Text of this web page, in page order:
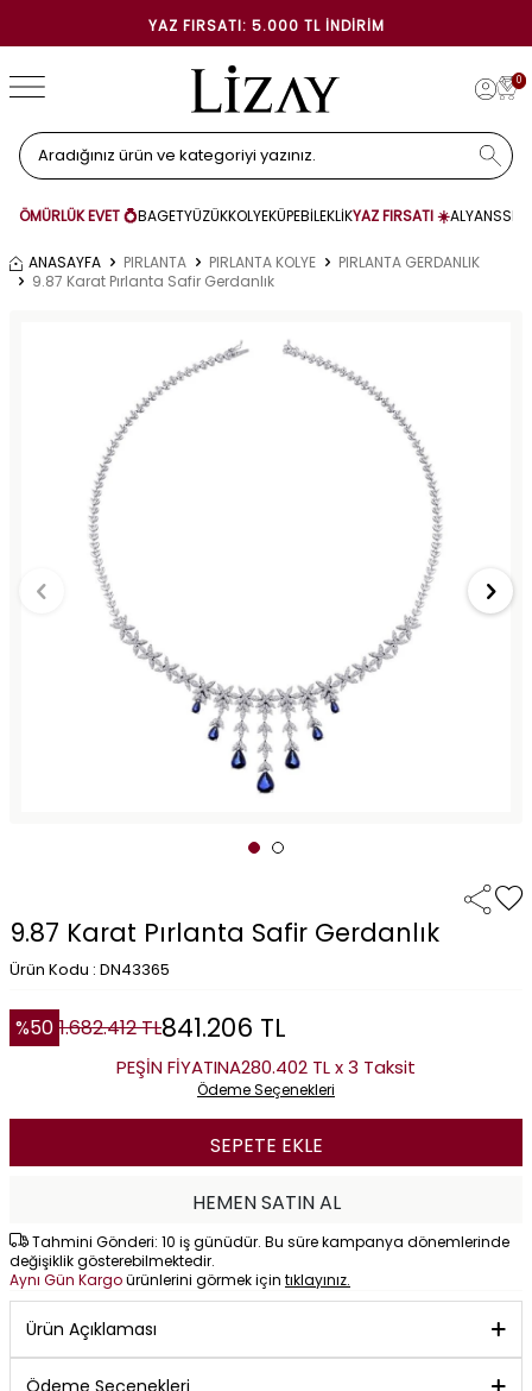
YAZ FIRSATI: 5.000 TL İNDIRIM
0
ÖMÜRLÜK EVET 💍BAGETYÜZÜKKOLYEKÜPEBİLEKLİKYAZ FIRSATI ☀️ALYANS
ANASAYFA PIRLANTA PIRLANTA KOLYE
PIRLANTA GERDANLIK
9.87 Karat Pırlanta Safir Gerdanlık
9.87 Karat Pırlanta Safir Gerdanlık
Ürün Kodu : DN43365
%50 1.682.412TL841.206 TL
PEŞİN FİYATINA280.402 TL x 3 Taksit
Ödeme Seçenekleri
SEPETE EKLE
HEMEN SATIN AL
Tahmini Gönderi: 10 iş günüdür. Bu süre kampanya dönemlerinde
değişiklik gösterebilmektedir.
Aynı Gün Kargoürünlerini görmek için tıklayınız.
Ürün Açıklaması